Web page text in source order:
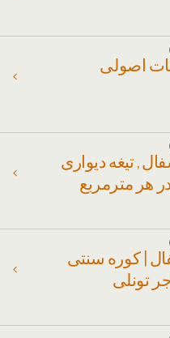
نکات اصولی
, تیغه دیواری
هر مترمربع
| کوره سنتی
تونلی